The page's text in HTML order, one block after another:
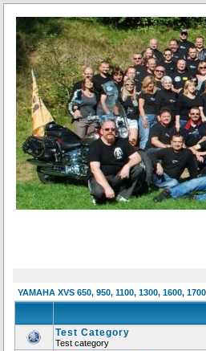
YAMAHA XVS 650, 950, 1100, 1300, 1600,
Test Category
Test category